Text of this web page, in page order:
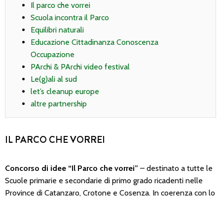
Il parco che vorrei
Scuola incontra il Parco
Equilibri naturali
Educazione Cittadinanza Conoscenza
Occupazione
PArchi & PArchi video festival
Le(g)ali al sud
let’s cleanup europe
altre partnership
IL PARCO CHE VORREI
Concorso di idee “Il Parco che vorrei” – destinato a tutte le
Scuole primarie e secondarie di primo grado ricadenti nelle
Province di Catanzaro, Crotone e Cosenza. In coerenza con lo